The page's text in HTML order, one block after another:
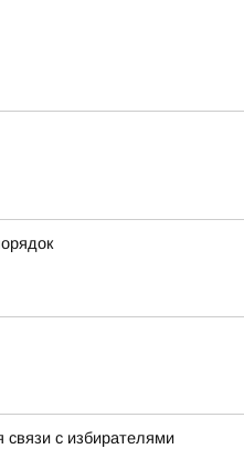
связи с избирателями